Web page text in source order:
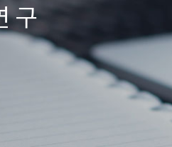
구